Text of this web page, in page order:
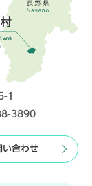
1
3890
い合わせ